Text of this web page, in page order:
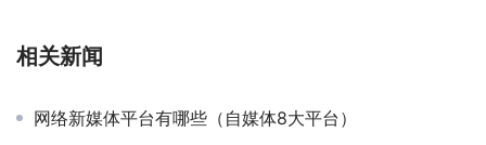
相关新闻
网络新媒体平台有哪些（自媒体8大平台）